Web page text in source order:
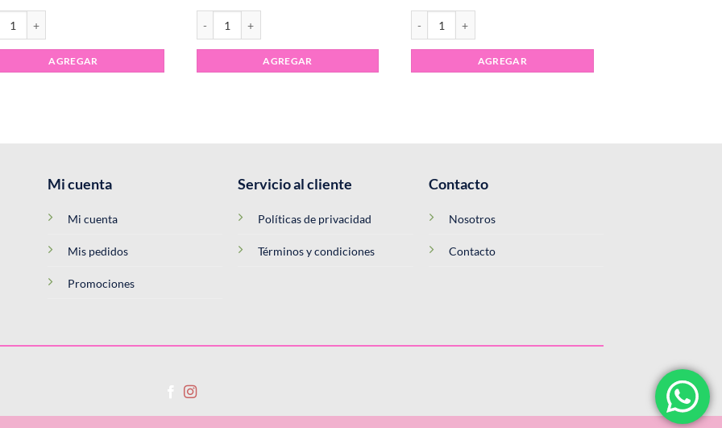
AGREGAR AGREGAR AGREGAR
Mi cuenta
Mi cuenta
Mis pedidos
Promociones
Servicio al cliente
Políticas de privacidad
Términos y condiciones
Contacto
Nosotros
Contacto